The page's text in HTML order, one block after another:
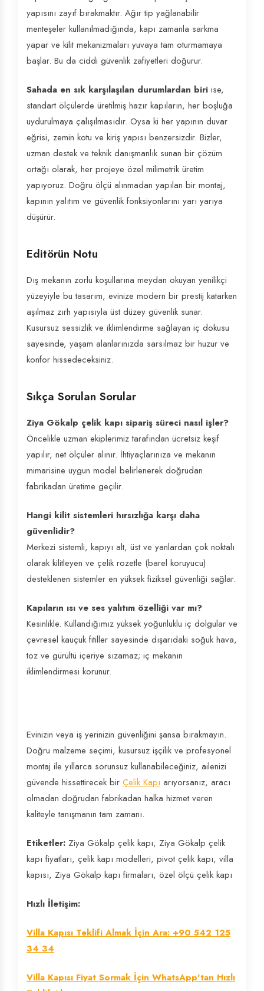
yapısını zayıf bırakmaktır. Ağır tip yağlanabilir
menteşeler kullanılmadığında, kapı zamanla sarkma
yapar ve kilit mekanizmaları yuvaya tam oturmamaya
başlar. Bu da ciddi güvenlik zafiyetleri doğurur.
Sahada en sık karşılaşılan durumlardan biri ise,
standart ölçülerde üretilmiş hazır kapıların, her boşluğa
uydurulmaya çalışılmasıdır. Oysa ki her yapının duvar
eğrisi, zemin kotu ve kiriş yapısı benzersizdir. Bizler,
uzman destek ve teknik danışmanlık sunan bir çözüm
ortağı olarak, her projeye özel milimetrik üretim
yapıyoruz. Doğru ölçü alınmadan yapılan bir montaj,
kapının yalıtım ve güvenlik fonksiyonlarını yarı yarıya
düşürür.
Editörün Notu
Dış mekanın zorlu koşullarına meydan okuyan yenilikçi
yüzeyiyle bu tasarım, evinize modern bir prestij katarken
aşılmaz zırh yapısıyla üst düzey güvenlik sunar.
Kusursuz sessizlik ve iklimlendirme sağlayan iç dokusu
sayesinde, yaşam alanlarınızda sarsılmaz bir huzur ve
konfor hissedeceksiniz.
Sıkça Sorulan Sorular
Ziya Gökalp çelik kapı sipariş süreci nasıl işler?
Öncelikle uzman ekiplerimiz tarafından ücretsiz keşif
yapılır, net ölçüler alınır. İhtiyaçlarınıza ve mekanın
mimarisine uygun model belirlenerek doğrudan
fabrikadan üretime geçilir.
Hangi kilit sistemleri hırsızlığa karşı daha
güvenlidir?
Merkezi sistemli, kapıyı alt, üst ve yanlardan çok noktalı
olarak kilitleyen ve çelik rozetle (barel koruyucu)
desteklenen sistemler en yüksek fiziksel güvenliği sağlar.
Kapıların ısı ve ses yalıtım özelliği var mı?
Kesinlikle. Kullandığımız yüksek yoğunluklu iç dolgular ve
çevresel kauçuk fitiller sayesinde dışarıdaki soğuk hava,
toz ve gürültü içeriye sızamaz; iç mekanın
iklimlendirmesi korunur.
Evinizin veya iş yerinizin güvenliğini şansa bırakmayın.
Doğru malzeme seçimi, kusursuz işçilik ve profesyonel
montaj ile yıllarca sorunsuz kullanabileceğiniz, ailenizi
güvende hissettirecek bir Çelik Kapı arıyorsanız, aracı
olmadan doğrudan fabrikadan halka hizmet veren
kaliteyle tanışmanın tam zamanı.
Etiketler: Ziya Gökalp çelik kapı, Ziya Gökalp çelik
kapı fiyatları, çelik kapı modelleri, pivot çelik kapı, villa
kapısı, Ziya Gökalp kapı firmaları, özel ölçü çelik kapı
Hızlı İletişim:
Villa Kapısı Teklifi Almak İçin Ara: +90 542 125
34 34
Villa Kapısı Fiyat Sormak İçin WhatsApp'tan Hızlı